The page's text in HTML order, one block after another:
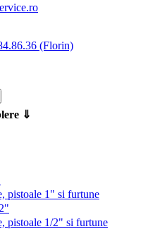
ervice.ro
(Florin)
⇓
pistoale 1" si furtune
pistoale 1/2" si furtune